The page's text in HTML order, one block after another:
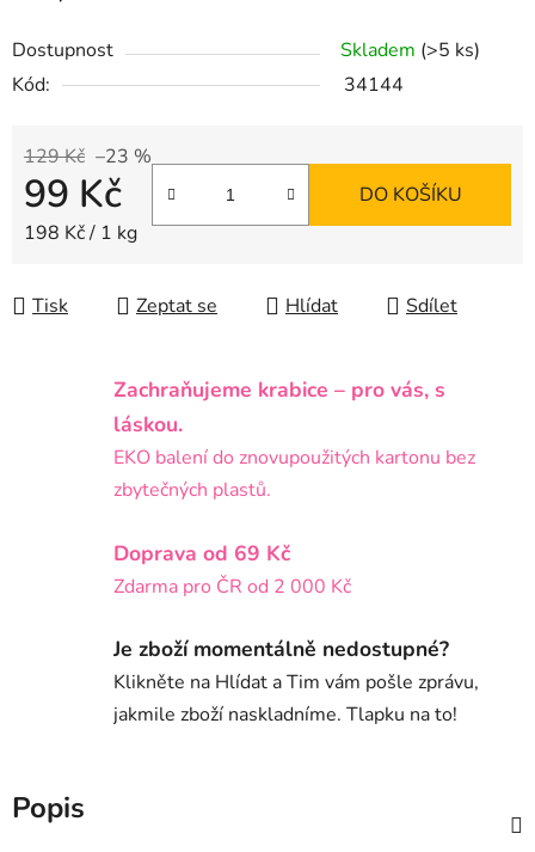
Dostupnost Skladem (>5 ks)
Kód:
34144
129 Kč –23 %
99 Kč
Měrná cena:
198 Kč / 1 kg
DO KOŠÍKU
Tisk Zeptat se Hlídat Sdílet
Zachraňujeme krabice – pro vás, s
láskou.
EKO balení do znovupoužitých kartonu bez
zbytečných plastů.
Doprava od 69 Kč
Zdarma pro ČR od 2 000 Kč
Je zboží momentálně nedostupné?
Klikněte na Hlídat a Tim vám pošle zprávu,
jakmile zboží naskladníme. Tlapku na to!
Popis